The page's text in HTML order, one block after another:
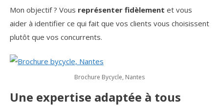
Mon objectif ? Vous représenter fidèlement et vous
aider à identifier ce qui fait que vos clients vous choisissent
plutôt que vos concurrents.
Brochure Bycycle, Nantes
Une expertise adaptée à tous